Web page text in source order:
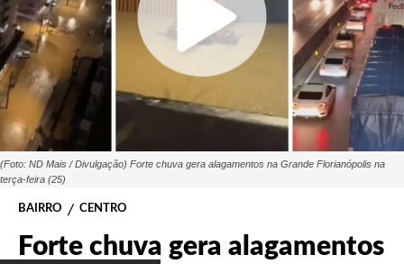
(Foto: ND Mais / Divulgação) Forte chuva gera alagamentos na Grande Florianópolis na
terça-feira (25)
BAIRRO CENTRO
Forte chuva gera alagamentos